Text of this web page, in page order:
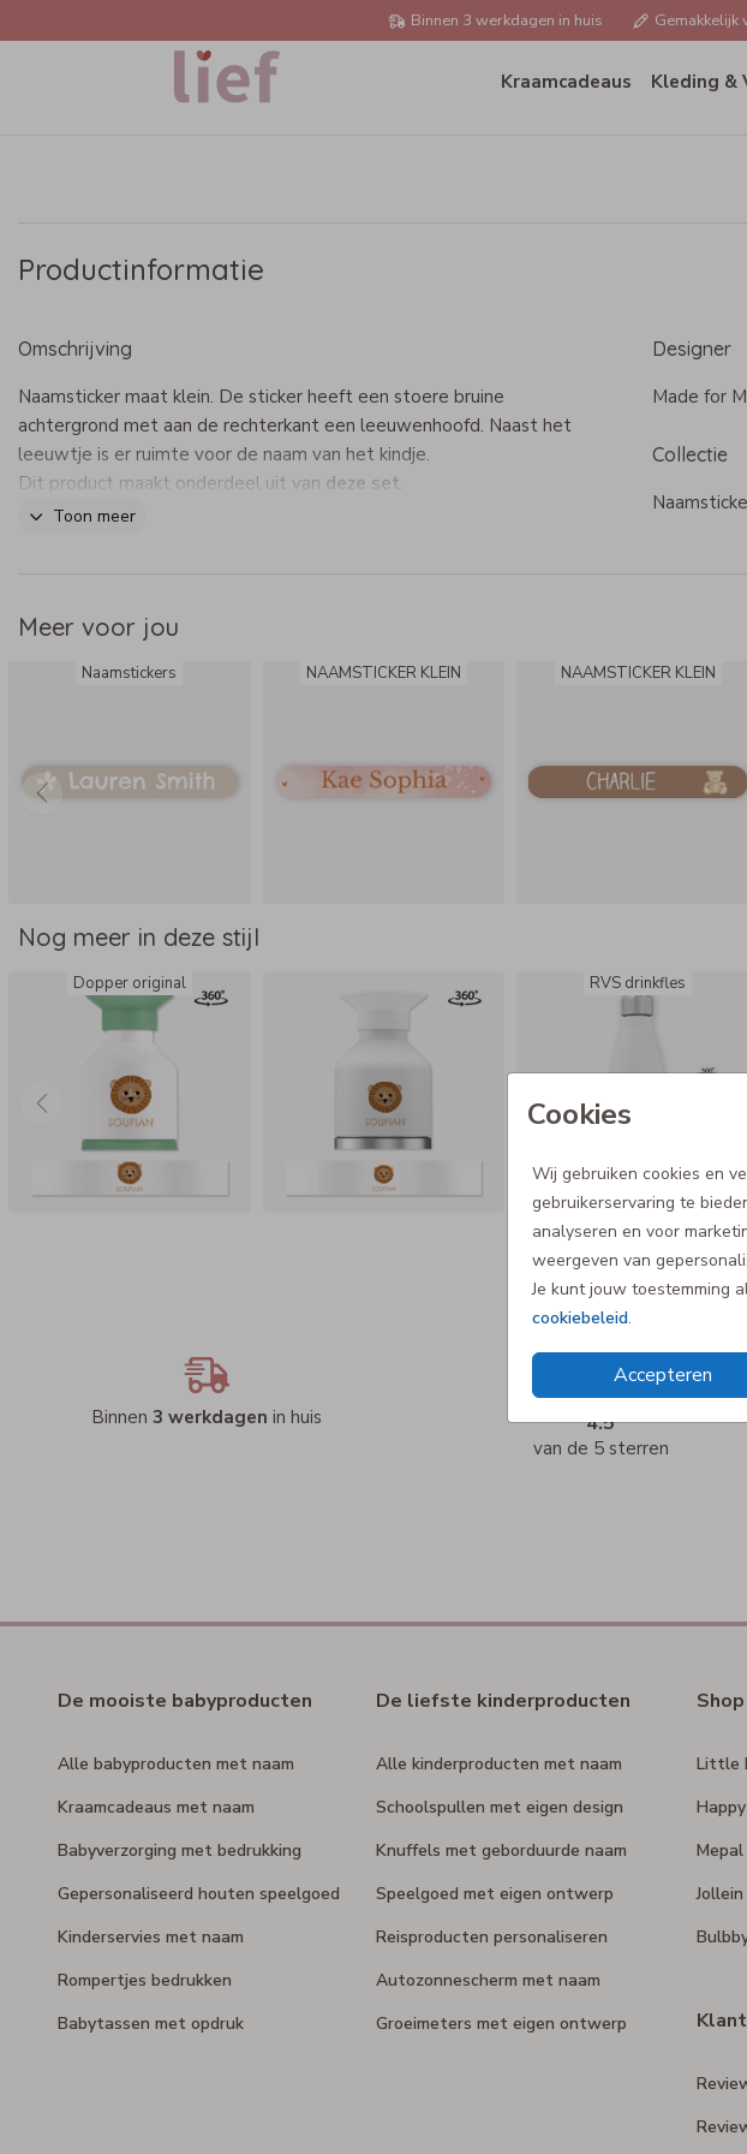
Binnen 3 werkdagen in huis
Kraamcadeaus Kleding &
Cookies
Wij gebruiken cookies en
gebruikerservaring te
analyseren en voor
weergeven van
Je kunt jouw toestemming
cookiebeleid.
Accepteren
Productinformatie
Omschrijving
Naamsticker maat klein. De sticker heeft een stoere bruine
achtergrond met aan de rechterkant een leeuwenhoofd. Naast het
leeuwtje is er ruimte voor de naam van het kindje.
Dit product maakt onderdeel uit van deze set
Toon meer
Designer
Made for
Collectie
Meer voor jou
Naamstickers NAAMSTICKER KLEIN NAAMSTICKER KLEIN
Nog meer in deze stijl
Dopper original RVS drinkfles
Binnen 3 werkdagen in huis 4.5
van de 5 sterren
De mooiste babyproducten
Alle babyproducten met naam
Kraamcadeaus met naam
Babyverzorging met bedrukking
Gepersonaliseerd houten speelgoed
Kinderservies met naam
Rompertjes bedrukken
Babytassen met opdruk
De liefste kinderproducten
Alle kinderproducten met naam
Schoolspullen met eigen design
Knuffels met geborduurde naam
Speelgoed met eigen ontwerp
Reisproducten personaliseren
Autozonnescherm met naam
Groeimeters met eigen ontwerp
Little
Mepal
Jollein